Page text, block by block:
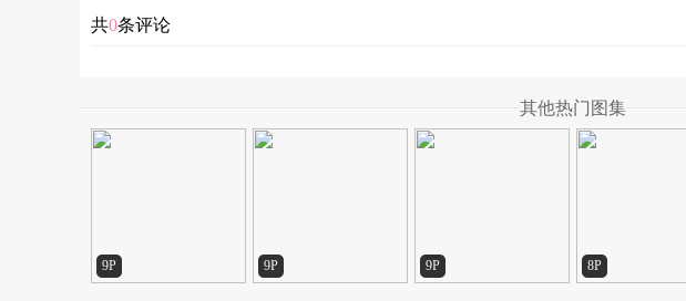
共0条评论
其他热门图集
9P 9P 9P 8P